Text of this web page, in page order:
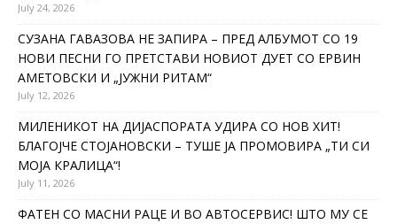
July 24, 2026
СУЗАНА ГАВАЗОВА НЕ ЗАПИРА – ПРЕД АЛБУМОТ СО 19
НОВИ ПЕСНИ ГО ПРЕТСТАВИ НОВИОТ ДУЕТ СО ЕРВИН
АМЕТОВСКИ И „ЈУЖНИ РИТАМ“
July 12, 2026
МИЛЕНИКОТ НА ДИЈАСПОРАТА УДИРА СО НОВ ХИТ!
БЛАГОЈЧЕ СТОЈАНОВСКИ – ТУШЕ ЈА ПРОМОВИРА „ТИ СИ
МОЈА КРАЛИЦА“!
July 11, 2026
ФАТЕН СО МАСНИ РАЦЕ И ВО АВТОСЕРВИС! ШТО МУ СЕ